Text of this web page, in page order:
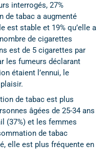
interrogés, 27%
de tabac a augmenté
est stable et 19% qu’elle a
de cigarettes
est de 5 cigarettes par
les fumeurs déclarant
étaient l’ennui, le
de tabac est plus
âgées de 25-34 ans
(37%) et les femmes
de tabac
elle est plus fréquente en